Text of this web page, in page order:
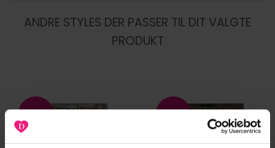
ANDRE STYLES DER PASSER TIL DIT VALGTE
PRODUKT
ønskeliste
Tilføj til
ønskeliste